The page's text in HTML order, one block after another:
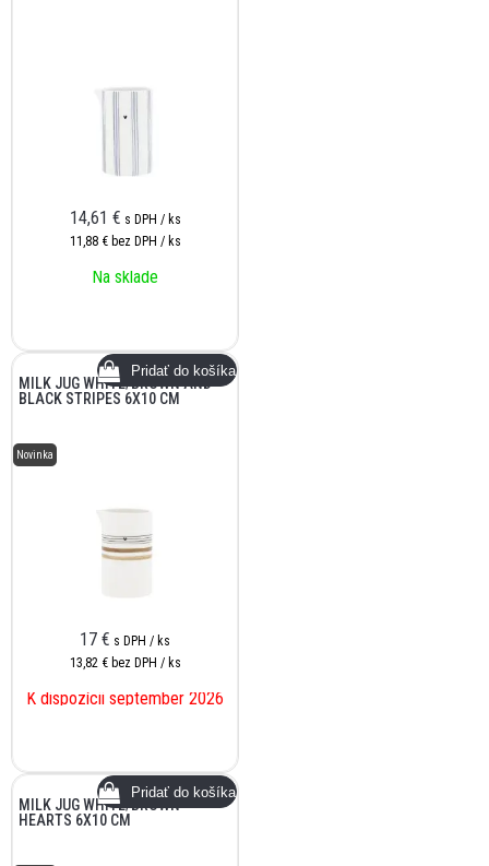
14,61 € s DPH / ks
11,88 € bez DPH / ks
Na sklade
MILK JUG WHITE/BROWN AND
BLACK STRIPES 6X10 CM
Novinka
17 € s DPH / ks
13,82 € bez DPH / ks
K dispozícii september 2026
MILK JUG WHITE/BROWN
HEARTS 6X10 CM